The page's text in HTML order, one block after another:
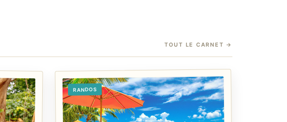
TOUT LE CARNET →
RANDOS